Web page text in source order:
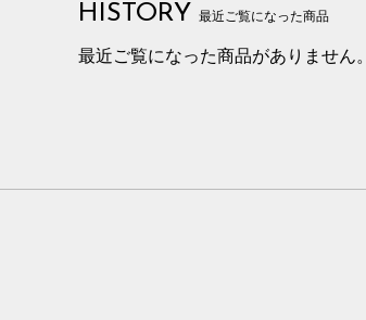
HISTORY 最近ご覧になった商品
最近ご覧になった商品がありません。